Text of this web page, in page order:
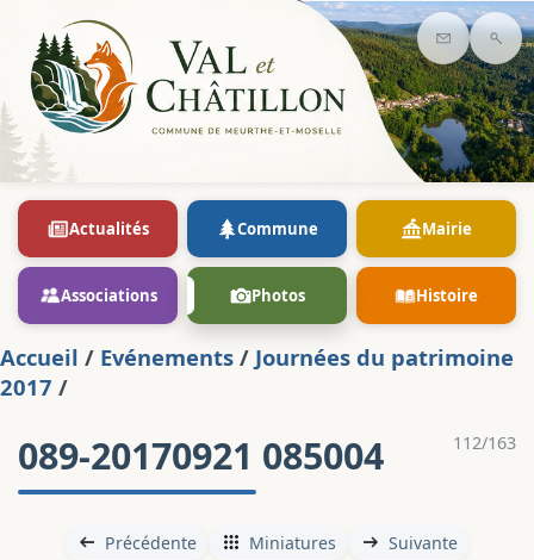
Contact
Actualités Commune Mairie
Associations Photos Histoire
Accueil / Evénements / Journées du patrimoine
2017 /
112/163
089-20170921 085004
Précédente Miniatures Suivante